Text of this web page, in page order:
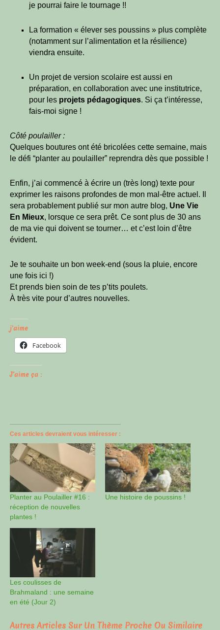
je pourrai faire le tournage !!
La formation « élever ses poussins » plus complète
(notamment sur l’alimentation et la résilience)
viendra ensuite.
Un projet de version scolaire est aussi en
préparation, en collaboration avec une institutrice,
pour les projets pédagogiques. Si ça t’intéresse,
fais-moi signe !
Côté poulailler :
Quelques boutures ont été bricolées cette semaine, mais
le défi “planter au poulailler” reprendra dès que possible !
Enfin, j’ai commencé à écrire un (très long) texte pour
exprimer les raisons profondes de mon mal-être actuel. Il
sera probablement publié sur mon autre blog, Une Vie
En Mieux, lorsque ce sera prêt. Ce sont plus de 30 ans
de ma vie qui doivent se tourner… et c’est loin d’être
évident.
Je te souhaite un bon week-end (sous la pluie, encore
une fois ici !)
Et prends bien soin de tes p’tits poulets.
À très vite pour d’autres nouvelles.
j'aime
Facebook
J’aime ça :
Ces articles devraient vous intéresser :
Planter au Poulailler #16 :
réception de nouvelles
plantes !
Une histoire de poussins !
Les coulisses de
Brahmaland : une semaine
en été (Jour 2)
Autres Articles Sur Un Thème Proche Ou Similaire